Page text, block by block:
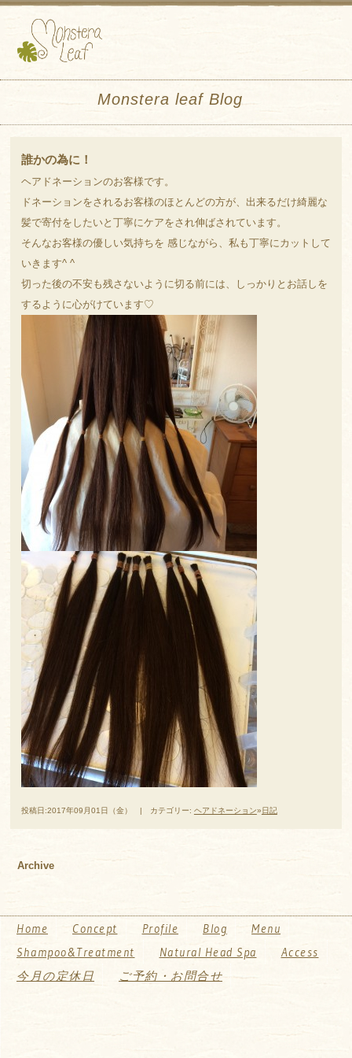
Monstera leaf Blog
誰かの為に！
ヘアドネーションのお客様です。
ドネーションをされるお客様のほとんどの方が、出来るだけ綺麗な
髪で寄付をしたいと丁寧にケアをされ伸ばされています。
そんなお客様の優しい気持ちを 感じながら、私も丁寧にカットして
いきます^ ^
切った後の不安も残さないように切る前には、しっかりとお話しを
するように心がけています♡
投稿日:2017年09月01日（金） | カテゴリー: ヘアドネーション»日記
Archive
Home Concept Profile Blog
Menu
Shampoo&Treatment
Natural Head Spa
Access
今月の定休日
ご予約・お問合せ